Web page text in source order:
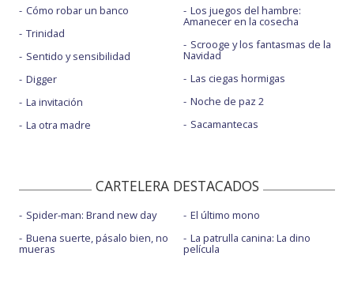
Cómo robar un banco
Trinidad
Sentido y sensibilidad
Digger
La invitación
La otra madre
Los juegos del hambre:
Amanecer en la cosecha
Scrooge y los fantasmas de la
Navidad
Las ciegas hormigas
Noche de paz 2
Sacamantecas
CARTELERA DESTACADOS
Spider-man: Brand new day
Buena suerte, pásalo bien, no
mueras
El último mono
La patrulla canina: La dino
película